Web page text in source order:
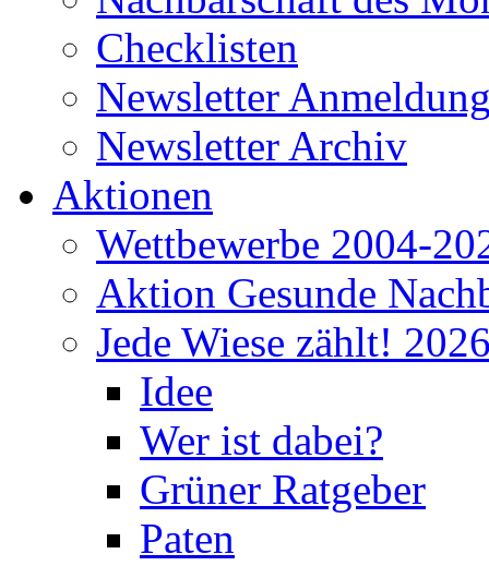
Checklisten
Newsletter
Newsletter Archiv
Aktionen
Wettbewerbe 2004-
Aktion Gesunde
Jede Wiese zählt!
Idee
Wer ist dabei?
Grüner Ratgeber
Paten